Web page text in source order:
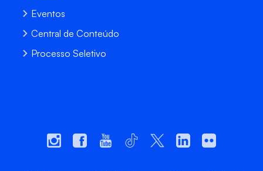
Eventos
Central de Conteúdo
Processo Seletivo